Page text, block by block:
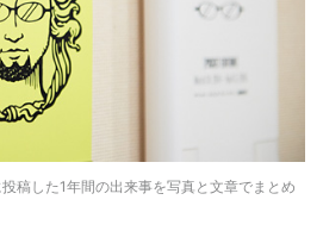
稿した1年間の出来事を写真と文章でまとめ